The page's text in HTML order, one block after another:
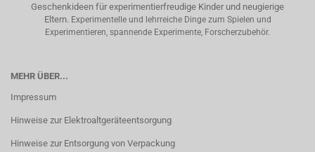
Geschenkideen für experimentierfreudige Kinder und neugierige
Eltern. Experimentelle und lehrreiche Dinge zum Spielen und
Experimentieren, spannende Experimente, Forscherzubehör.
MEHR ÜBER...
Impressum
Hinweise zur Elektroaltgeräteentsorgung
Hinweise zur Entsorgung von Verpackung